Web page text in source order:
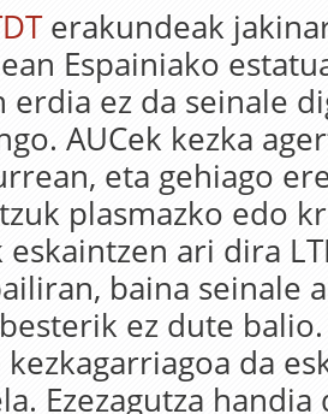
erakundeak
Espainiako
erdia ez da seinale
AUCek kezka
eta gehiago
plasmazko edo
ari dira
baina seinale
ez dute
da
Ezezagutza handia